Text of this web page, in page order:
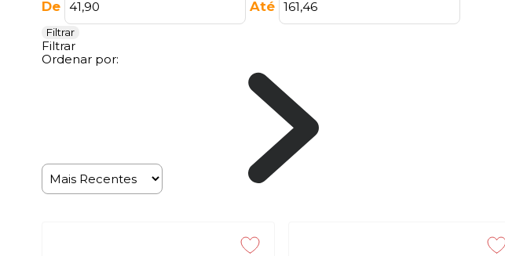
De Até
Filtrar
Filtrar
Ordenar por: